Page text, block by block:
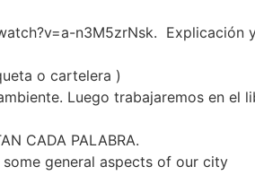
n3M5zrNsk. Explicación
o cartelera )
Luego trabajaremos en el
CADA PALABRA.
general aspects of our city